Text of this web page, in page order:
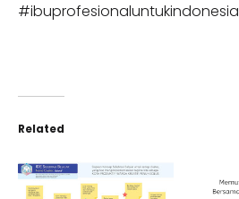
#ibuprofesionaluntukindonesia
Related